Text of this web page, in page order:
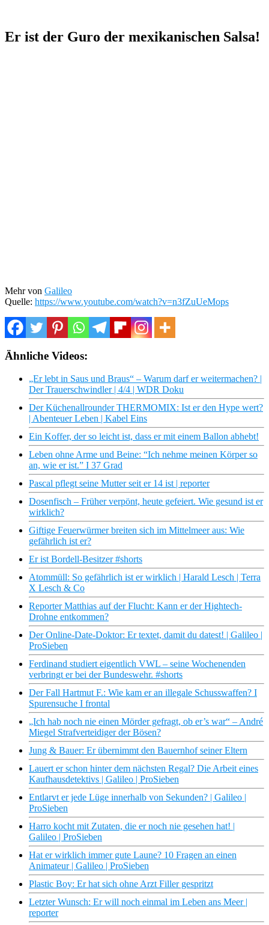
Er ist der Guro der mexikanischen Salsa!
Mehr von Galileo
Quelle: https://www.youtube.com/watch?v=n3fZuUeMops
Ähnliche Videos:
„Er lebt in Saus und Braus“ – Warum darf er weitermachen? |
Der Trauerschwindler | 4/4 | WDR Doku
Der Küchenallrounder THERMOMIX: Ist er den Hype wert?
| Abenteuer Leben | Kabel Eins
Ein Koffer, der so leicht ist, dass er mit einem Ballon abhebt!
Leben ohne Arme und Beine: “Ich nehme meinen Körper so
an, wie er ist.” I 37 Grad
Pascal pflegt seine Mutter seit er 14 ist | reporter
Dosenfisch – Früher verpönt, heute gefeiert. Wie gesund ist er
wirklich?
Giftige Feuerwürmer breiten sich im Mittelmeer aus: Wie
gefährlich ist er?
Er ist Bordell-Besitzer #shorts
Atommüll: So gefährlich ist er wirklich | Harald Lesch | Terra
X Lesch & Co
Reporter Matthias auf der Flucht: Kann er der Hightech-
Drohne entkommen?
Der Online-Date-Doktor: Er textet, damit du datest! | Galileo |
ProSieben
Ferdinand studiert eigentlich VWL – seine Wochenenden
verbringt er bei der Bundeswehr. #shorts
Der Fall Hartmut F.: Wie kam er an illegale Schusswaffen? I
Spurensuche I frontal
„Ich hab noch nie einen Mörder gefragt, ob er’s war“ – André
Miegel Strafverteidiger der Bösen?
Jung & Bauer: Er übernimmt den Bauernhof seiner Eltern
Lauert er schon hinter dem nächsten Regal? Die Arbeit eines
Kaufhausdetektivs | Galileo | ProSieben
Entlarvt er jede Lüge innerhalb von Sekunden? | Galileo |
ProSieben
Harro kocht mit Zutaten, die er noch nie gesehen hat! |
Galileo | ProSieben
Hat er wirklich immer gute Laune? 10 Fragen an einen
Animateur | Galileo | ProSieben
Plastic Boy: Er hat sich ohne Arzt Filler gespritzt
Letzter Wunsch: Er will noch einmal im Leben ans Meer |
reporter